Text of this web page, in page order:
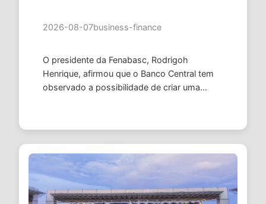
2026-08-07business-finance
O presidente da Fenabasc, Rodrigoh
Henrique, afirmou que o Banco Central tem
observado a possibilidade de criar uma